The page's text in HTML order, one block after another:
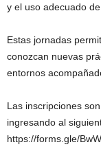
y el uso adecuado
Estas jornadas
conozcan nuevas
entornos
Las inscripciones
ingresando al
https://forms.gle/